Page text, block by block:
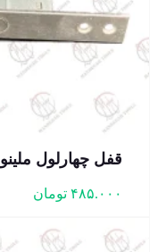
قفل چهارلول ملینو
۴۸۵.۰۰۰ تومان